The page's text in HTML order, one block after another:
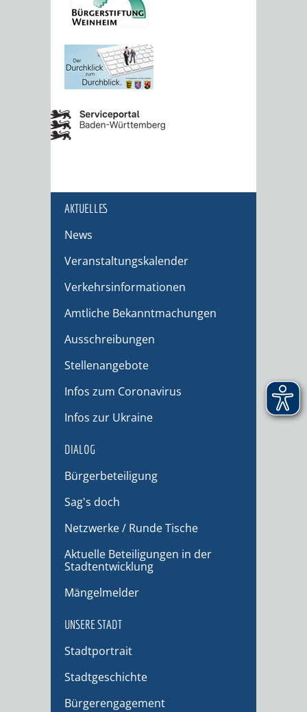
AKTUELLES
News
Veranstaltungskalender
Verkehrsinformationen
Amtliche Bekanntmachungen
Ausschreibungen
Stellenangebote
Infos zum Coronavirus
Infos zur Ukraine
DIALOG
Bürgerbeteiligung
Sag's doch
Netzwerke / Runde Tische
Aktuelle Beteiligungen in der
Stadtentwicklung
Mängelmelder
UNSERE STADT
Stadtportrait
Stadtgeschichte
Bürgerengagement